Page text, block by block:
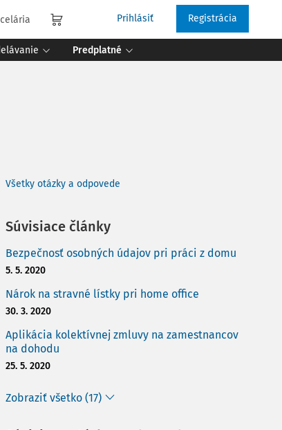
Prihlásiť Registrácia
Predplatné
Všetky otázky a odpovede
Súvisiace články
Bezpečnosť osobných údajov pri práci z domu
5. 5. 2020
Nárok na stravné lístky pri home office
30. 3. 2020
Aplikácia kolektívnej zmluvy na zamestnancov
na dohodu
25. 5. 2020
Zobraziť všetko (17)